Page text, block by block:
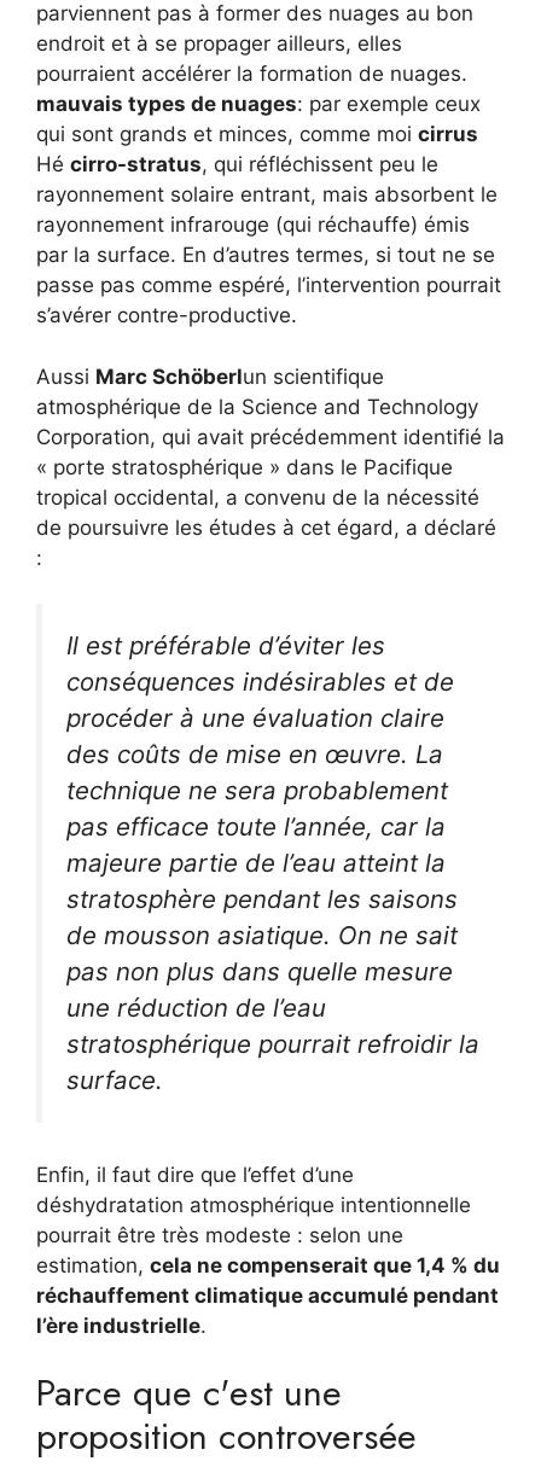
parviennent pas à former des nuages ​​au bon
endroit et à se propager ailleurs, elles
pourraient accélérer la formation de nuages.
mauvais types de nuages: par exemple ceux
qui sont grands et minces, comme moi cirrus
Hé cirro-stratus, qui réfléchissent peu le
rayonnement solaire entrant, mais absorbent le
rayonnement infrarouge (qui réchauffe) émis
par la surface. En d’autres termes, si tout ne se
passe pas comme espéré, l’intervention pourrait
s’avérer contre-productive.
Aussi Marc Schöberlun scientifique
atmosphérique de la Science and Technology
Corporation, qui avait précédemment identifié la
« porte stratosphérique » dans le Pacifique
tropical occidental, a convenu de la nécessité
de poursuivre les études à cet égard, a déclaré
:
Il est préférable d’éviter les
conséquences indésirables et de
procéder à une évaluation claire
des coûts de mise en œuvre. La
technique ne sera probablement
pas efficace toute l’année, car la
majeure partie de l’eau atteint la
stratosphère pendant les saisons
de mousson asiatique. On ne sait
pas non plus dans quelle mesure
une réduction de l’eau
stratosphérique pourrait refroidir la
surface.
Enfin, il faut dire que l’effet d’une
déshydratation atmosphérique intentionnelle
pourrait être très modeste : selon une
estimation, cela ne compenserait que 1,4 % du
réchauffement climatique accumulé pendant
l’ère industrielle.
Parce que c'est une
proposition controversée